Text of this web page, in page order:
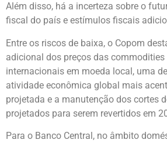
Além disso, há a incerteza sobre o
fiscal do país e estímulos fiscais
Entre os riscos de baixa, o Copom
adicional dos preços das
internacionais em moeda local, uma
atividade econômica global mais
projetada e a manutenção dos cortes
projetados para serem revertidos em
Para o Banco Central, no âmbito